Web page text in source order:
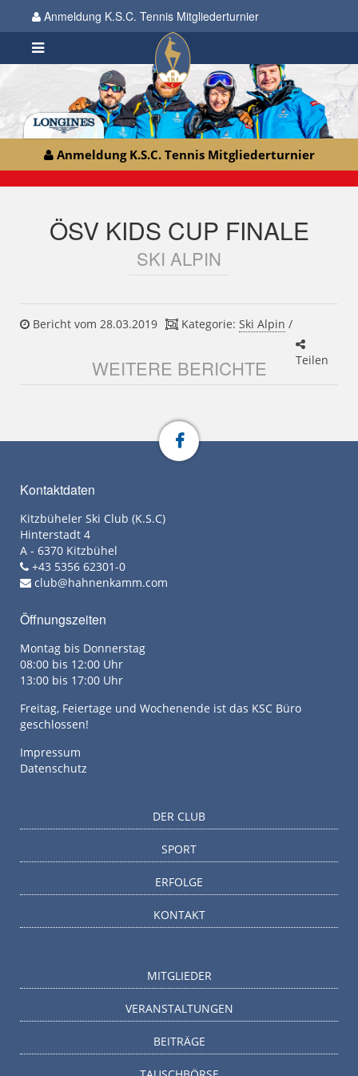
Anmeldung K.S.C. Tennis Mitgliederturnier
Anmeldung K.S.C. Tennis Mitgliederturnier
ÖSV KIDS CUP FINALE
SKI ALPIN
Bericht vom 28.03.2019 Kategorie: Ski Alpin /
Teilen
WEITERE BERICHTE
Kontaktdaten
Kitzbüheler Ski Club (K.S.C)
Hinterstadt 4
A - 6370 Kitzbühel
+43 5356 62301-0
club@hahnenkamm.com
Öffnungszeiten
Montag bis Donnerstag
08:00 bis 12:00 Uhr
13:00 bis 17:00 Uhr
Freitag, Feiertage und Wochenende ist das KSC Büro
geschlossen!
Impressum
Datenschutz
DER CLUB
SPORT
ERFOLGE
KONTAKT
MITGLIEDER
VERANSTALTUNGEN
BEITRÄGE